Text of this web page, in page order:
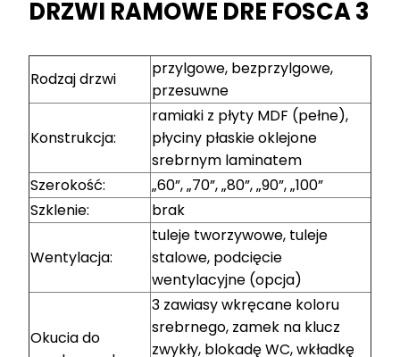
DRZWI RAMOWE DRE FOSCA 3
Rodzaj drzwi
przylgowe, bezprzylgowe,
przesuwne
Konstrukcja:
ramiaki z płyty MDF (pełne),
płyciny płaskie oklejone
srebrnym laminatem
Szerokość:
„60”, „70”, „80”, „90”, „100”
Szklenie:
brak
Wentylacja:
tuleje tworzywowe, tuleje
stalowe, podcięcie
wentylacyjne (opcja)
Okucia do
3 zawiasy wkręcane koloru
srebrnego, zamek na klucz
zwykły, blokadę WC, wkładkę